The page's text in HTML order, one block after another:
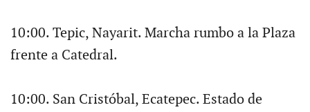
10:00. Tepic, Nayarit. Marcha rumbo a la Plaza
frente a Catedral.
10:00. San Cristóbal, Ecatepec. Estado de